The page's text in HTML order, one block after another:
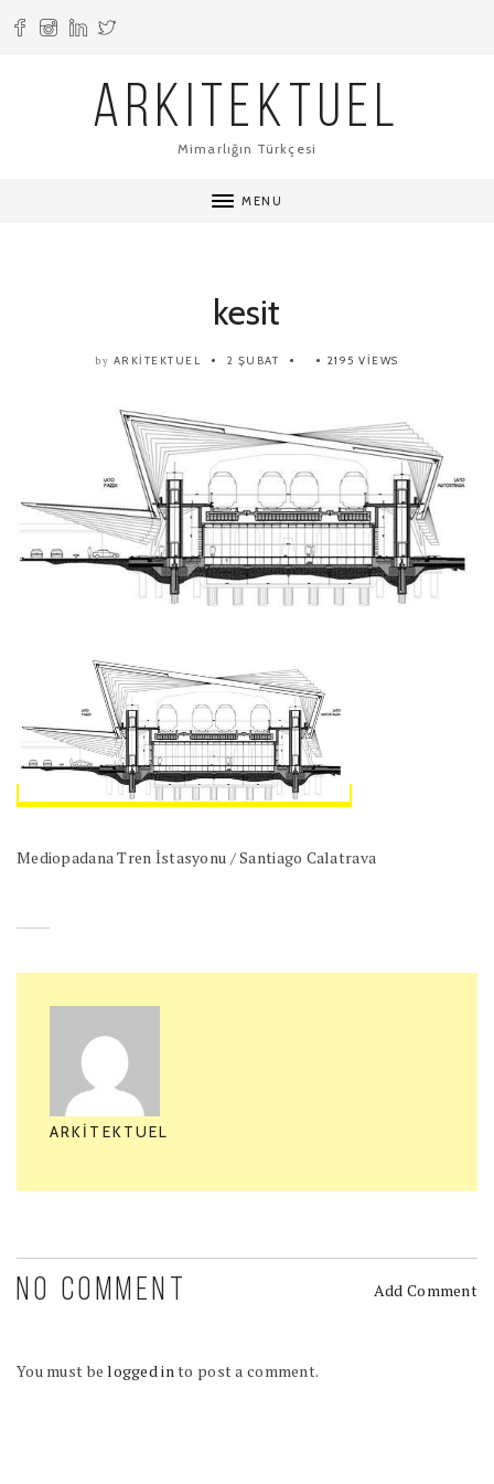
ARKITEKTUEL
Mimarlığın Türkçesi
MENU
kesit
by ARKITEKTUEL 2 ŞUBAT 2195 VIEWS
Mediopadana Tren İstasyonu / Santiago Calatrava
ARKITEKTUEL
NO COMMENT Add Comment
You must belogged into post a comment.